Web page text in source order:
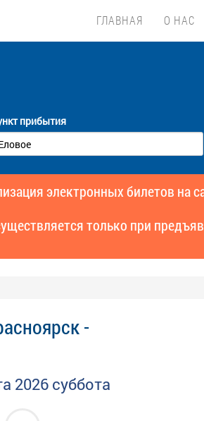
ГЛАВНАЯ О НАС
прибытия
электронных билетов на
только при
-
2026 суббота